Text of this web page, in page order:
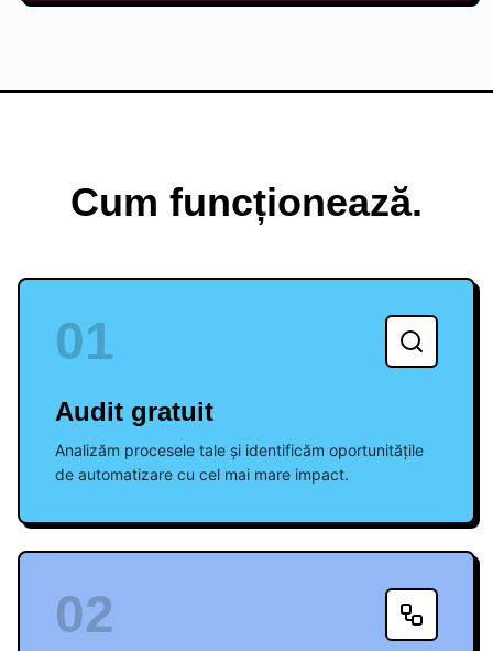
Cum funcționează.
01
Audit gratuit
Analizăm procesele tale și identificăm oportunitățile
de automatizare cu cel mai mare impact.
02